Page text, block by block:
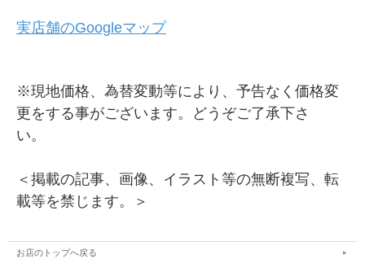
実店舗のGoogleマップ
※現地価格、為替変動等により、予告なく価格変
更をする事がございます。どうぞご了承下さ
い。
＜掲載の記事、画像、イラスト等の無断複写、転
載等を禁じます。＞
お店のトップへ戻る